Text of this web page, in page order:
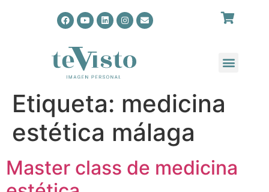
Etiqueta: medicina
estética málaga
Master class de medicina